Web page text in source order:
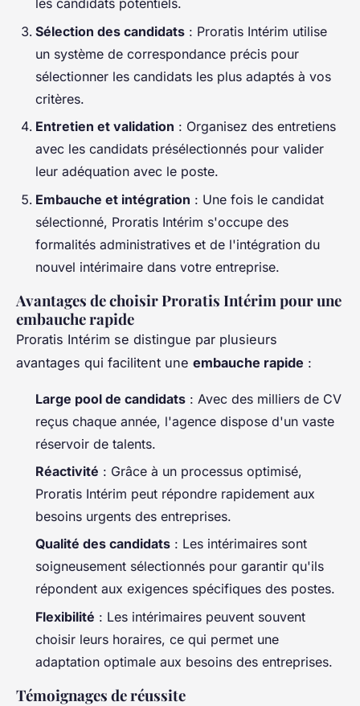
les candidats potentiels.
Sélection des candidats : Proratis Intérim utilise
un système de correspondance précis pour
sélectionner les candidats les plus adaptés à vos
critères.
Entretien et validation : Organisez des entretiens
avec les candidats présélectionnés pour valider
leur adéquation avec le poste.
Embauche et intégration : Une fois le candidat
sélectionné, Proratis Intérim s'occupe des
formalités administratives et de l'intégration du
nouvel intérimaire dans votre entreprise.
Avantages de choisir Proratis Intérim pour une
embauche rapide
Proratis Intérim se distingue par plusieurs
avantages qui facilitent une embauche rapide :
Large pool de candidats : Avec des milliers de CV
reçus chaque année, l'agence dispose d'un vaste
réservoir de talents.
Réactivité : Grâce à un processus optimisé,
Proratis Intérim peut répondre rapidement aux
besoins urgents des entreprises.
Qualité des candidats : Les intérimaires sont
soigneusement sélectionnés pour garantir qu'ils
répondent aux exigences spécifiques des postes.
Flexibilité : Les intérimaires peuvent souvent
choisir leurs horaires, ce qui permet une
adaptation optimale aux besoins des entreprises.
Témoignages de réussite